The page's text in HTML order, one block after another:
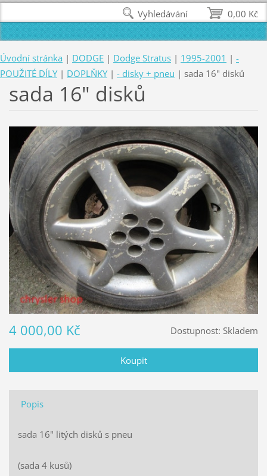
Úvodní stránka | DODGE | Dodge Stratus | 1995-2001 | -
POUŽITÉ DÍLY| DOPLŇKY| - disky + pneu | sada 16" disků
sada 16" disků
Dostupnost: Skladem
4 000,00 Kč
Popis
sada 16" litých disků s pneu
(sada 4 kusů)
0,00 Kč
Vyhledávání